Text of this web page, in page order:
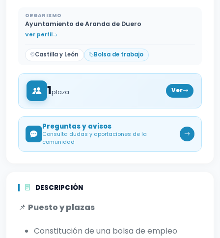
ORGANISMO
Ayuntamiento de Aranda de Duero
Ver perfil
Castilla y León Bolsa de trabajo
1plaza Ver
Preguntas y avisos
Consulta dudas y aportaciones de la
comunidad
DESCRIPCIÓN
📌 Puesto y plazas
Constitución de una bolsa de empleo